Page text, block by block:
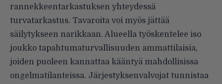
rannekkeentarkastuksen yhteydessä
turvatarkastus. Tavaroita voi myös jättää
säilytykseen narikkaan. Alueella työskentelee iso
joukko tapahtumaturvallisuuden ammattilaisia,
joiden puoleen kannattaa kääntyä mahdollisissa
ongelmatilanteissa. Järjestyksenvalvojat tunnistaa